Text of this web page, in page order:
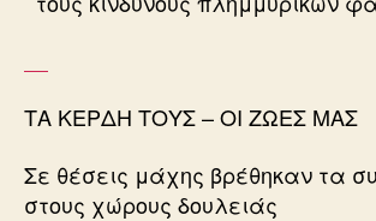
ΤΑ ΚΕΡΔΗ ΤΟΥΣ – ΟΙ ΖΩΕΣ ΜΑΣ
Σε θέσεις μάχης βρέθηκαν τα
στους χώρους δουλειάς